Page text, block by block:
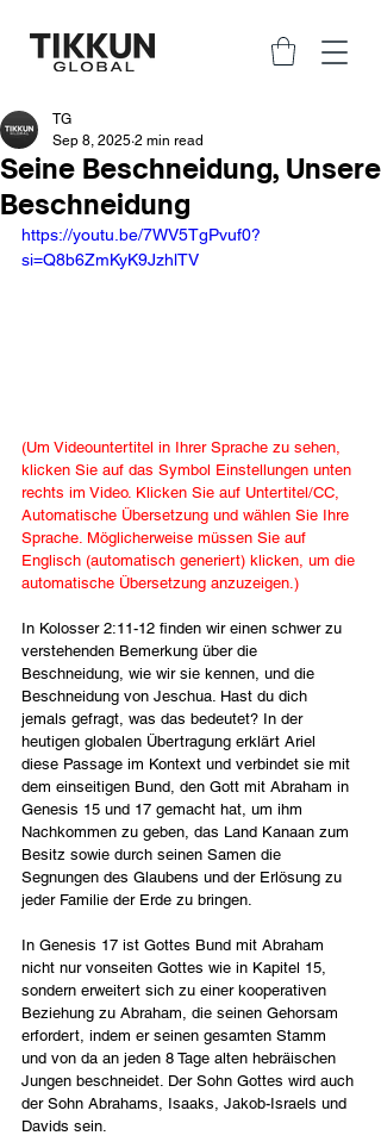
Seine Beschneidung, Unsere
Beschneidung
TG
Sep 8, 2025 2 min read
https://youtu.be/7WV5TgPvuf0?
si=Q8b6ZmKyK9JzhlTV
(Um Videountertitel in Ihrer Sprache zu sehen,
klicken Sie auf das Symbol Einstellungen unten
rechts im Video. Klicken Sie auf Untertitel/CC,
Automatische Übersetzung und wählen Sie Ihre
Sprache. Möglicherweise müssen Sie auf
Englisch (automatisch generiert) klicken, um die
automatische Übersetzung anzuzeigen.)
In Kolosser 2:11-12 finden wir einen schwer zu
verstehenden Bemerkung über die
Beschneidung, wie wir sie kennen, und die
Beschneidung von Jeschua. Hast du dich
jemals gefragt, was das bedeutet? In der
heutigen globalen Übertragung erklärt Ariel
diese Passage im Kontext und verbindet sie mit
dem einseitigen Bund, den Gott mit Abraham in
Genesis 15 und 17 gemacht hat, um ihm
Nachkommen zu geben, das Land Kanaan zum
Besitz sowie durch seinen Samen die
Segnungen des Glaubens und der Erlösung zu
jeder Familie der Erde zu bringen.
In Genesis 17 ist Gottes Bund mit Abraham
nicht nur vonseiten Gottes wie in Kapitel 15,
sondern erweitert sich zu einer kooperativen
Beziehung zu Abraham, die seinen Gehorsam
erfordert, indem er seinen gesamten Stamm
und von da an jeden 8 Tage alten hebräischen
Jungen beschneidet. Der Sohn Gottes wird auch
der Sohn Abrahams, Isaaks, Jakob-Israels und
Davids sein.